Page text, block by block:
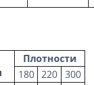
Плотности
180 220 300